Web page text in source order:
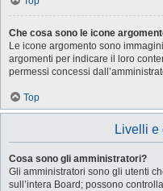
Che cosa sono le icone
Le icone argomento sono
argomenti per indicare il loro
permessi concessi
Top
Livelli e
Cosa sono gli amministratori?
Gli amministratori sono gli utenti
sull’intera Board; possono